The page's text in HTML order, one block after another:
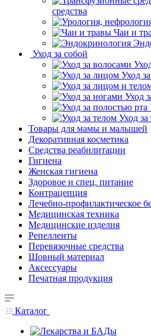
средства
Чаи и
Уход за собой
Уход
Уход
Уход за
Товары для мамы и малышей
Декоративная косметика
Средства реабилитации
Гигиена
Женская гигиена
Здоровое и спец. питание
Контрацепция
Лечебно-профилактическое
Медицинская техника
Медицинские изделия
Репелленты
Перевязочные средства
Шовный материал
Аксессуары
Печатная продукция
Каталог